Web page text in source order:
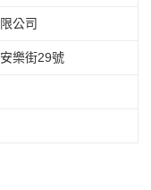
公司
樂街29號